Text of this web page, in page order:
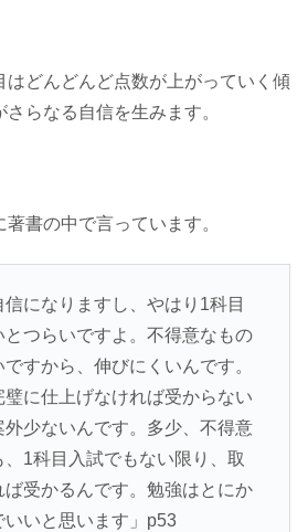
はどんどんど点数が上がっていく傾
らなる自信を生みます。
書の中で言っています。
信になりますし、やはり1科目
とつらいですよ。不得意なもの
すから、伸びにくいんです。
に仕上げなければ受からない
外少ないんです。多少、不得意
1科目入試でもない限り、取
受かるんです。勉強はとにか
いいと思います」p53